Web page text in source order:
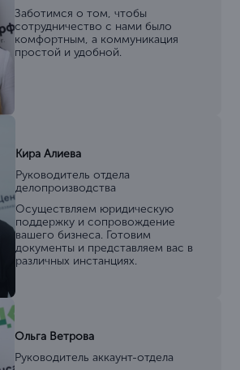
Заботимся о том, чтобы
сотрудничество с нами было
комфортным, а коммуникация
простой и удобной.
Кира Алиева
Руководитель отдела
делопроизводства
Осуществляем юридическую
поддержку и сопровождение
вашего бизнеса. Готовим
документы и представляем вас в
различных инстанциях.
Ольга Ветрова
Руководитель аккаунт-отдела